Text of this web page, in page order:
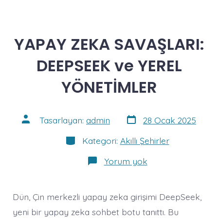
YAPAY ZEKA SAVAŞLARI:
DEEPSEEK ve YEREL
YÖNETİMLER
Yazının
yazarı
Tasarlayan: admin Yazı
tarihi
28 Ocak 2025
Kategoriler
Kategori: Akıllı Şehirler
Yorum yokYAPAY
ZEKA
ve
YEREL
YÖNETİMLER
Dün, Çin merkezli yapay zeka girişimi DeepSeek,
yeni bir yapay zeka sohbet botu tanıttı. Bu